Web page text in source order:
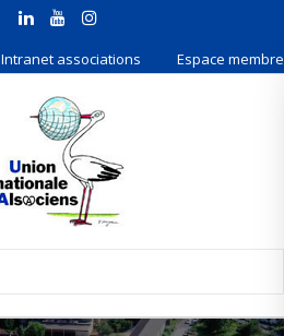
Intranet associations Espace membre